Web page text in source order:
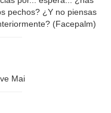
pechos? ¿Y no piensas
(Facepalm)
Mai